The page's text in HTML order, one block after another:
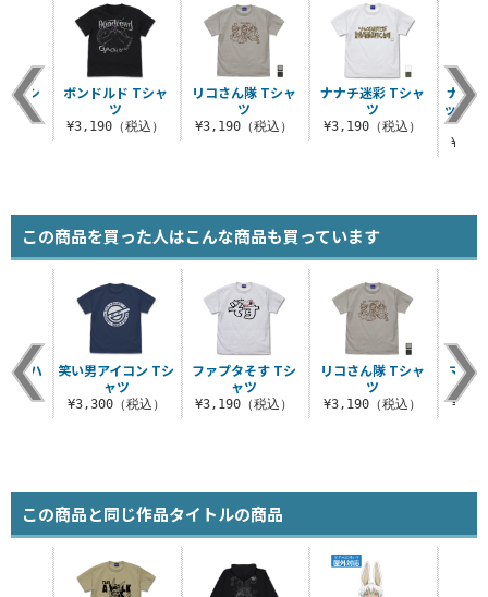
リコさん隊 Tシャ
ツ
¥3,190（税込）
ナナチ迷彩 Tシャ
ツ
¥3,190（税込）
ナナ
ッグ
Tシ
込）
ボンドルド Tシャ
ツ
¥3,190（税込）
この商品を買った人はこんな商品も買っています
ファプタそす Tシ
ャツ
¥3,190（税込）
リコさん隊 Tシャ
ツ
¥3,190（税込）
マア
ン ハ
ル
込）
笑い男アイコン Tシ
ャツ
¥3,300（税込）
この商品と同じ作品タイトルの商品